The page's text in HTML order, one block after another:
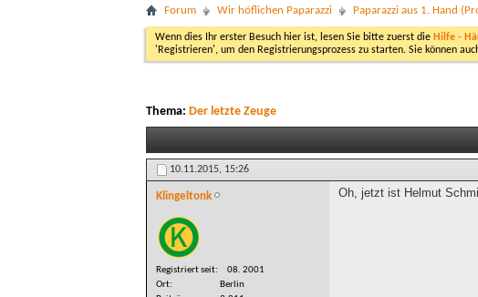
Forum Wir höflichen Paparazzi Paparazzi aus 1. Hand
Wenn dies Ihr erster Besuch hier ist, lesen Sie bitte zuerst die Hilfe -
'Registrieren', um den Registrierungsprozess zu starten. Sie können
Thema: Der letzte Zeuge
10.11.2015, 15:26
Klingeltonk
Registriert seit
08. 2001
Ort
Berlin
Oh, jetzt ist Helmut